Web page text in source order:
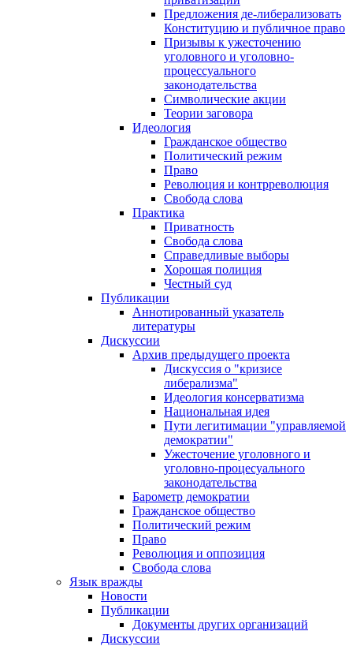
Предложения де-либерализовать
Конституцию и публичное право
Призывы к ужесточению
уголовного и уголовно-
процессуального
законодательства
Символические акции
Теории заговора
Идеология
Гражданское общество
Политический режим
Право
Революция и контрреволюция
Свобода слова
Практика
Приватность
Свобода слова
Справедливые выборы
Хорошая полиция
Честный суд
Публикации
Аннотированный указатель
литературы
Дискуссии
Архив предыдущего проекта
Дискуссия о "кризисе
либерализма"
Идеология консерватизма
Национальная идея
Пути легитимации "управляемой
демократии"
Ужесточение уголовного и
уголовно-процесуального
законодательства
Барометр демократии
Гражданское общество
Политический режим
Право
Революция и оппозиция
Свобода слова
Язык вражды
Новости
Публикации
Документы других организаций
Дискуссии